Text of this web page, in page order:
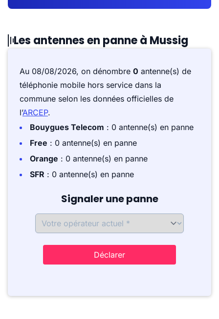
Les antennes en panne à Mussig
Au 08/08/2026, on dénombre 0 antenne(s) de
téléphonie mobile hors service dans la
commune selon les données officielles de
l’ARCEP.
Bouygues Telecom : 0 antenne(s) en panne
Free : 0 antenne(s) en panne
Orange : 0 antenne(s) en panne
SFR : 0 antenne(s) en panne
Signaler une panne
Déclarer